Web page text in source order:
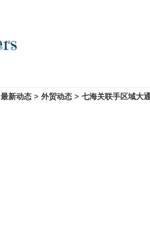
最新动态 > 外贸动态 > 七海关联手区域大